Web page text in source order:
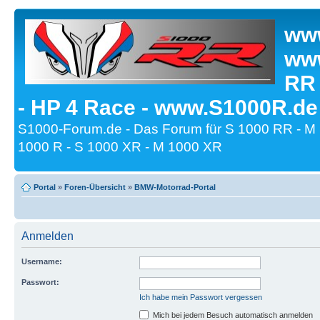
- HP 4 Race -
S1000-Forum.de - Das Forum für S 1000 RR -
1000 R - S 1000 XR - M 1000 XR
Portal » Foren-Übersicht » BMW-Motorrad-Portal
Anmelden
Username:
Passwort:
Ich habe mein Passwort vergessen
Mich bei jedem Besuch automatisch anmelden